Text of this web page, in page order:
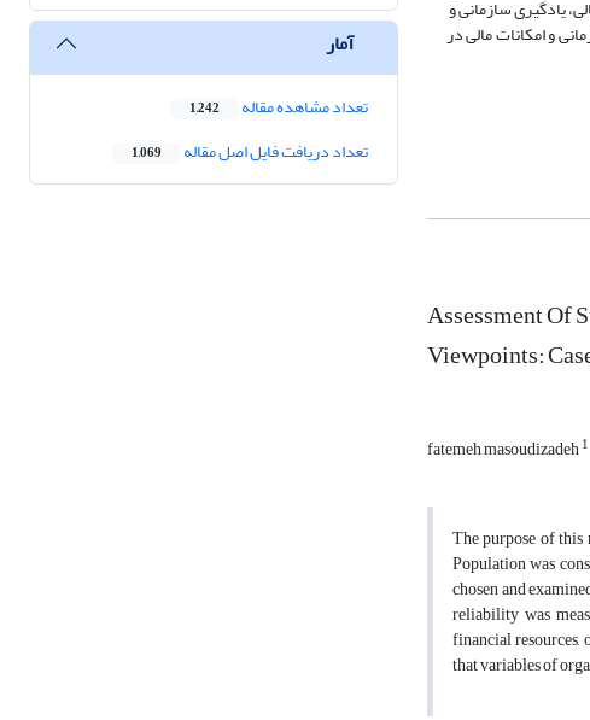
یادگیری سازمانی و
و امکانات مالی در
Assessment Of
Viewpoints:
fatemeh masoudizadeh1
The purpose of
Population was
chosen and
reliability was
financial
that variables of
آمار
تعداد مشاهده مقاله 1,242
تعداد دریافت فایل اصل مقاله 1,069